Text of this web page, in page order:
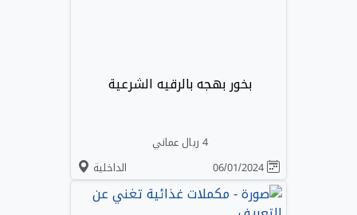
بخور بهجه بالرقيه الشرعية
4 ريال عماني
الداخلية